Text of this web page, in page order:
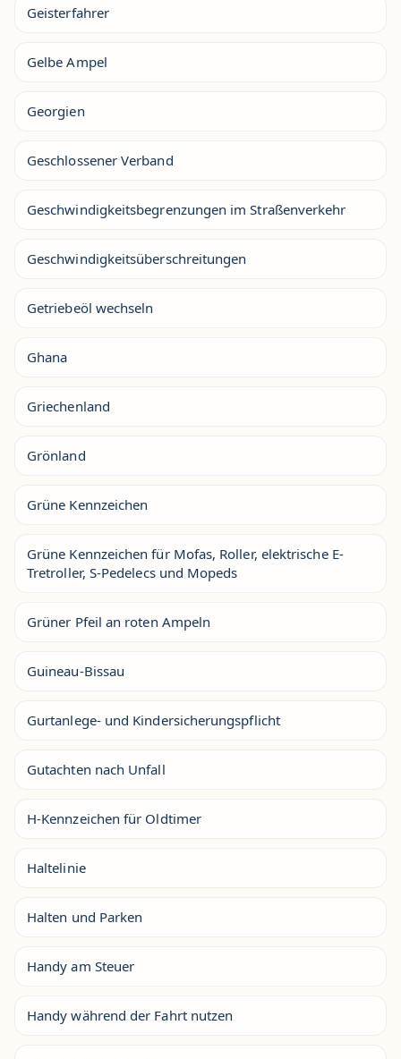
Geisterfahrer
Gelbe Ampel
Georgien
Geschlossener Verband
Geschwindigkeitsbegrenzungen im Straßenverkehr
Geschwindigkeitsüberschreitungen
Getriebeöl wechseln
Ghana
Griechenland
Grönland
Grüne Kennzeichen
Grüne Kennzeichen für Mofas, Roller, elektrische E-
Tretroller, S-Pedelecs und Mopeds
Grüner Pfeil an roten Ampeln
Guineau-Bissau
Gurtanlege- und Kindersicherungspflicht
Gutachten nach Unfall
H-Kennzeichen für Oldtimer
Haltelinie
Halten und Parken
Handy am Steuer
Handy während der Fahrt nutzen